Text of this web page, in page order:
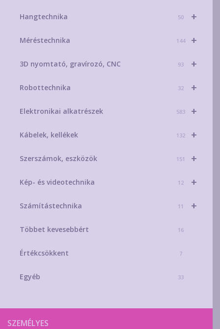
+
Hangtechnika 50
+
Méréstechnika 144
+
3D nyomtató, gravírozó, CNC 93
+
Robottechnika 32
+
Elektronikai alkatrészek 583
+
Kábelek, kellékek 132
+
Szerszámok, eszközök 151
+
Kép- és videotechnika 12
+
Számítástechnika 11
Többet kevesebbért 16
Értékcsökkent 7
Egyéb 33
SZEMÉLYES